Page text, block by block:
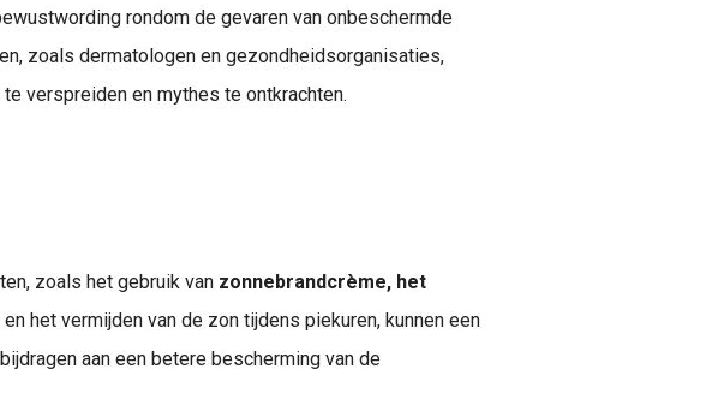
rondom de gevaren van onbeschermde
zoals dermatologen en gezondheidsorganisaties,
verspreiden en mythes te ontkrachten.
zoals het gebruik van zonnebrandcrème, het
en het vermijden van de zon tijdens piekuren, kunnen een
aan een betere bescherming van de